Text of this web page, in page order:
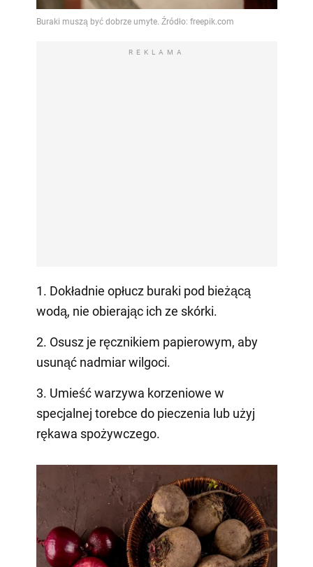
REKLAMA
1. Dokładnie opłucz buraki pod bieżącą
wodą, nie obierając ich ze skórki.
2. Osusz je ręcznikiem papierowym, aby
usunąć nadmiar wilgoci.
3. Umieść warzywa korzeniowe w
specjalnej torebce do pieczenia lub użyj
rękawa spożywczego.